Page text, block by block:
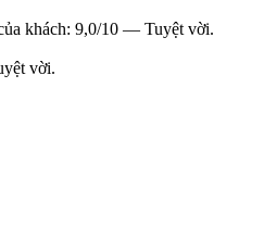
khách: 9,0/10 — Tuyệt vời.
vời.